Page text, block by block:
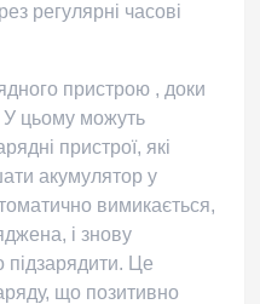
регулярні часові
пристрою , доки
У цьому можуть
пристрої, які
акумулятор у
вимикається,
і знову
підзарядити. Це
що позитивно